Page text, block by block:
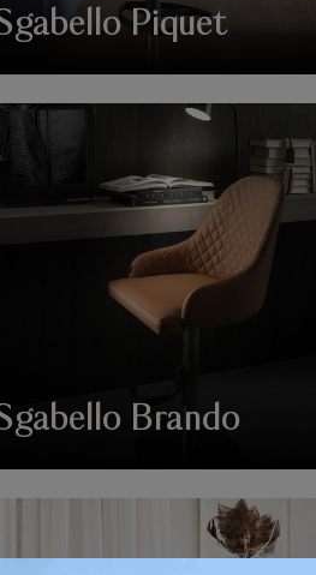
Piquet
Brando